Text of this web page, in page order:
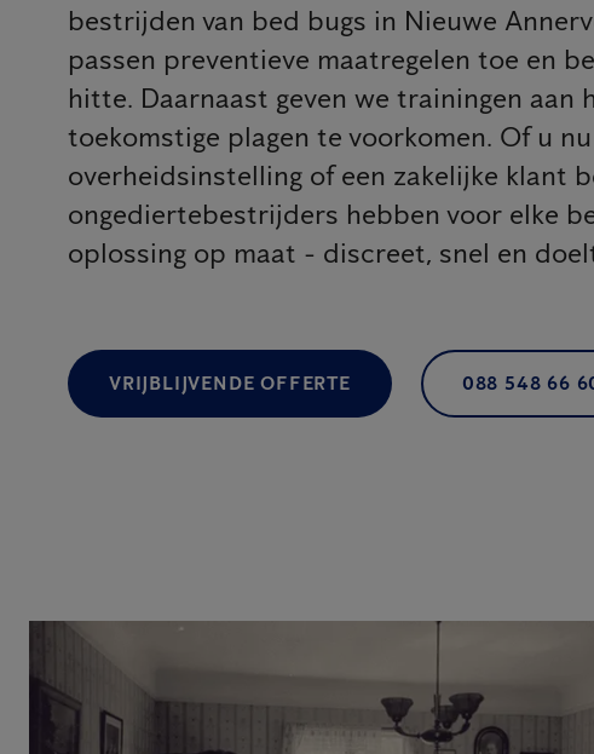
bestrijden van bed bugs in Nieuwe
passen preventieve maatregelen toe en
hitte. Daarnaast geven we trainingen aan
toekomstige plagen te voorkomen. Of u
overheidsinstelling of een zakelijke klant
ongediertebestrijders hebben voor elke
oplossing op maat - discreet, snel en
VRIJBLIJVENDE OFFERTE 088 548 66